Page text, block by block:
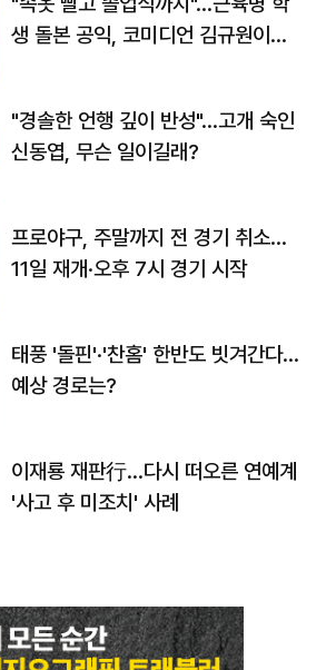
생 돌본 공익, 코미디언 김규원이었
"경솔한 언행 깊이 반성"…고개 숙인
신동엽, 무슨 일이길래?
프로야구, 주말까지 전 경기 취소…
11일 재개·오후 7시 경기 시작
태풍 '돌핀'·'찬홈' 한반도 빗겨간다…
예상 경로는?
이재룡 재판行…다시 떠오른 연예계
'사고 후 미조치' 사례